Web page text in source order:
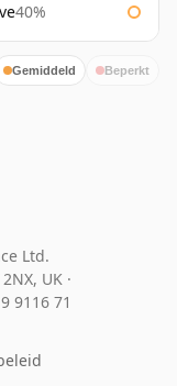
40%
Gemiddeld Beperkt
Ltd.
UK ·
9116 71